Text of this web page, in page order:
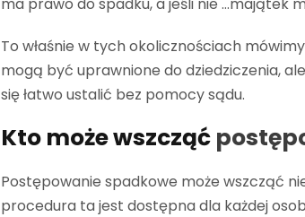
To właśnie w tych okolicznościach
mogą być uprawnione do dziedziczenia,
się łatwo ustalić bez pomocy sądu.
Kto może wszcząć
Postępowanie spadkowe może wszcząć
procedura ta jest dostępna dla każdej